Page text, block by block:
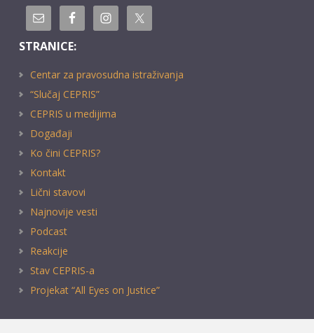
STRANICE:
Centar za pravosudna istraživanja
“Slučaj CEPRIS”
CEPRIS u medijima
Događaji
Ko čini CEPRIS?
Kontakt
Lični stavovi
Najnovije vesti
Podcast
Reakcije
Stav CEPRIS-a
Projekat “All Eyes on Justice”